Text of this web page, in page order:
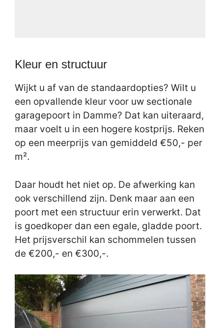
Kleur en structuur
Wijkt u af van de standaardopties? Wilt u
een opvallende kleur voor uw sectionale
garagepoort in Damme? Dat kan uiteraard,
maar voelt u in een hogere kostprijs. Reken
op een meerprijs van gemiddeld €50,- per
m².
Daar houdt het niet op. De afwerking kan
ook verschillend zijn. Denk maar aan een
poort met een structuur erin verwerkt. Dat
is goedkoper dan een egale, gladde poort.
Het prijsverschil kan schommelen tussen
de €200,- en €300,-.